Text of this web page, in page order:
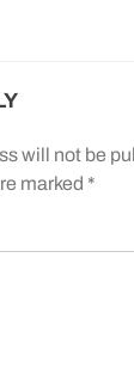
will not be
marked *